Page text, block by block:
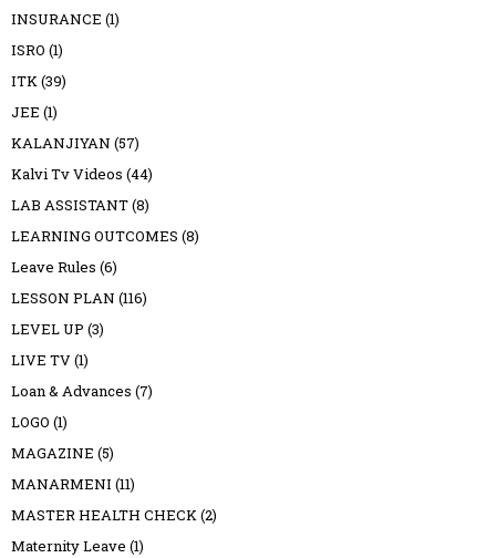
INSURANCE (1)
ISRO (1)
ITK(39)
JEE (1)
KALANJIYAN (57)
Kalvi Tv Videos (44)
LAB ASSISTANT(8)
LEARNING OUTCOMES (8)
Leave Rules (6)
LESSON PLAN (116)
LEVEL UP (3)
LIVE TV(1)
Loan & Advances (7)
LOGO (1)
MAGAZINE (5)
MANARMENI (11)
MASTER HEALTH CHECK(2)
Maternity Leave (1)